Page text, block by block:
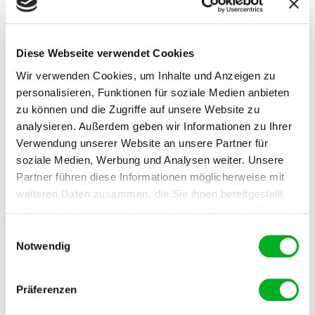
Diese Webseite verwendet Cookies
Wir verwenden Cookies, um Inhalte und Anzeigen zu
personalisieren, Funktionen für soziale Medien anbieten
zu können und die Zugriffe auf unsere Website zu
analysieren. Außerdem geben wir Informationen zu Ihrer
Verwendung unserer Website an unsere Partner für
soziale Medien, Werbung und Analysen weiter. Unsere
Partner führen diese Informationen möglicherweise mit
weiteren Daten zusammen, die Sie ihnen bereitgestellt
Cookies werden Ihre personenbezogenen Daten in
Notwendig
Präferenzen
NPK-Rasendünger mit Magnesium und ausgeprägter
trittfest und sattgrün. Die Spezialrezeptur wirkt bei
Vegetationsbeginn (kalter Boden) sehr schnell. Diese
Dünger eignet sich deshalb vorzüglich für die erste
Frühjahrsdüngung auf Zier-, Spiel-, und
Sportrasenflächen. Eine gut gedüngte, dichte
Grasnarbe verdrängt Moos und Unkraut.
suitable Geeignet für
Hausrasen, Rasen
active_time Wirkzeit
sizes